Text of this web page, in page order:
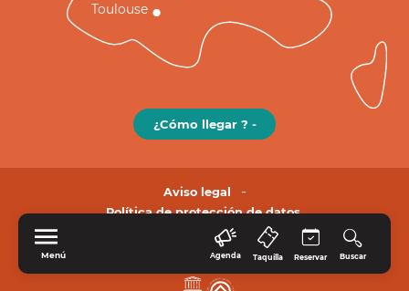
Menú Agenda Taquilla Reservar Buscar
Toulouse
¿Cómo llegar ? -
Aviso legal
Política de protección de datos.